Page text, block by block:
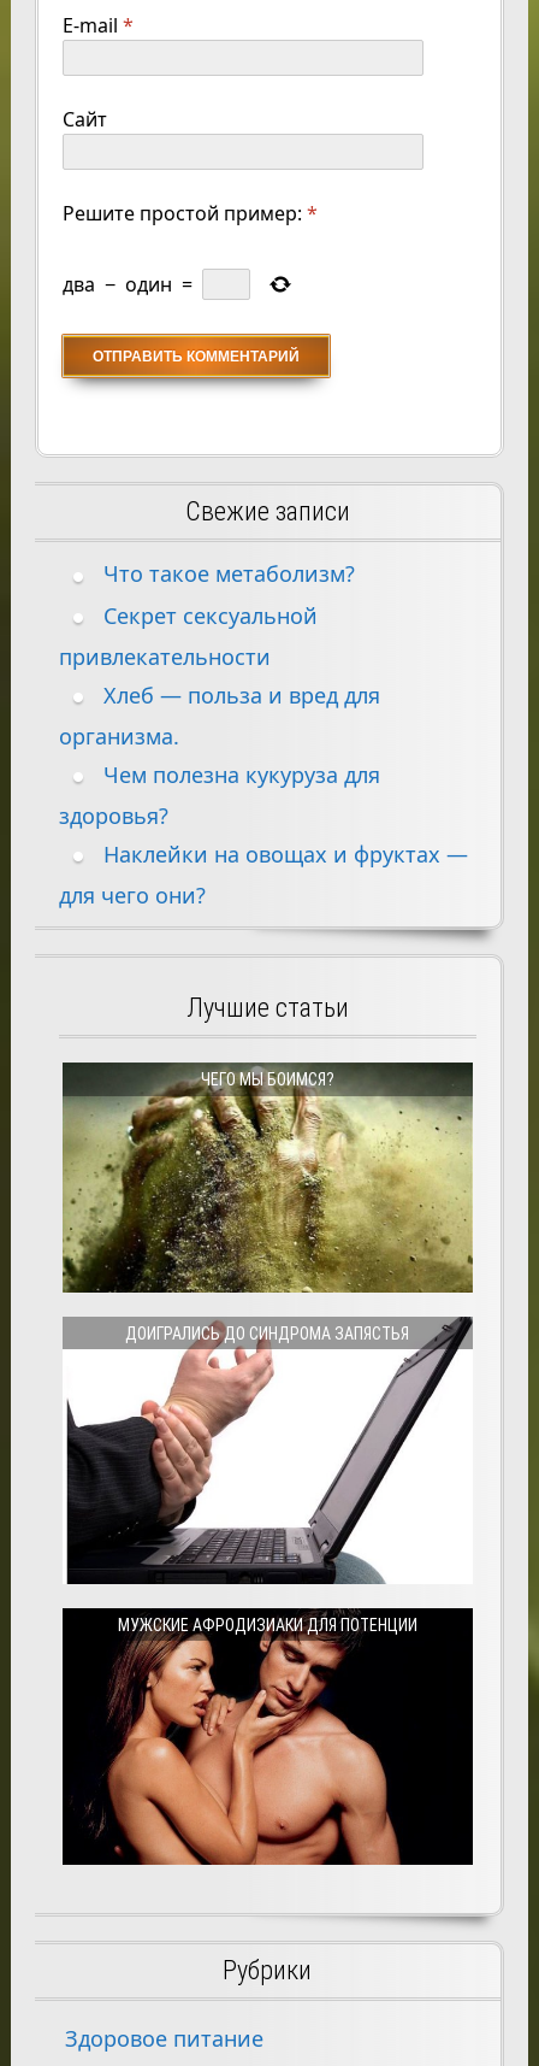
E-mail *
Сайт
Решите простой пример: *
два − один =
Свежие записи
Что такое метаболизм?
Секрет сексуальной
привлекательности
Хлеб — польза и вред для
организма.
Чем полезна кукуруза для
здоровья?
Наклейки на овощах и фруктах —
для чего они?
Лучшие статьи
ЧЕГО МЫ БОИМСЯ?
ДОИГРАЛИСЬ ДО СИНДРОМА ЗАПЯСТЬЯ
МУЖСКИЕ АФРОДИЗИАКИ ДЛЯ ПОТЕНЦИИ
Рубрики
Здоровое питание